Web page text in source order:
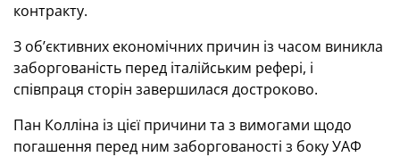
контракту.
З об’єктивних економічних причин із часом виникла
заборгованість перед італійським рефері, і
співпраця сторін завершилася достроково.
Пан Колліна із цієї причини та з вимогами щодо
погашення перед ним заборгованості з боку УАФ